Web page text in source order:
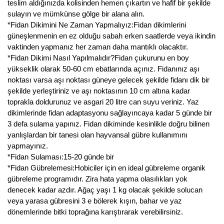
teslim aldığınızda kolisinden hemen çıkartın ve hafif bir şekilde
sulayın ve mümkünse gölge bir alana alın.
*Fidan Dikimini Ne Zaman Yapmalıyız:Fidan dikimlerini
güneşlenmenin en ez olduğu sabah erken saatlerde veya ikindin
vaktinden yapmanız her zaman daha mantıklı olacaktır.
*Fidan Dikimi Nasıl Yapılmalıdır?Fidan çukurunu en boy
yükseklik olarak 50-60 cm ebatlarında açınız. Fidanınız aşı
noktası varsa aşı noktası güneye gelecek şekilde fidanı dik bir
şekilde yerleştiriniz ve aşı noktasının 10 cm altına kadar
toprakla doldurunuz ve asgari 20 litre can suyu veriniz. Yaz
dikimlerinde fidan adaptasyonu sağlayıncaya kadar 5 günde bir
3 defa sulama yapınız. Fidan dikiminde kesinlikle doğru bilinen
yanlışlardan bir tanesi olan hayvansal gübre kullanımını
yapmayınız.
*Fidan Sulaması:15-20 günde bir
*Fidan Gübrelemesi:Hobiciler için en ideal gübreleme organik
gübreleme programıdır. Zira hata yapma olasılıkları yok
denecek kadar azdır. Ağaç yaşı 1 kg olacak şekilde solucan
veya yarasa gübresini 3 e bölerek kışın, bahar ve yaz
dönemlerinde bitki toprağına karıştırarak verebilirsiniz.
Yaban Mersini Fidanı
Zeytin Fidanı